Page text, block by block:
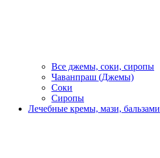
Все джемы, соки, сиропы
Чаванпраш (Джемы)
Соки
Сиропы
Лечебные кремы, мази, бальзами